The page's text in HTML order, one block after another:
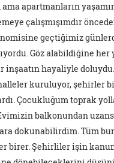
apartmanların
çalışmışımdır
geçtiğimiz
Göz alabildiğine her
inşaatın hayaliyle
kuruluyor, şehirler
Çocukluğum toprak
balkonundan
dokunabilirdim. Tüm
birer. Şehirliler işin